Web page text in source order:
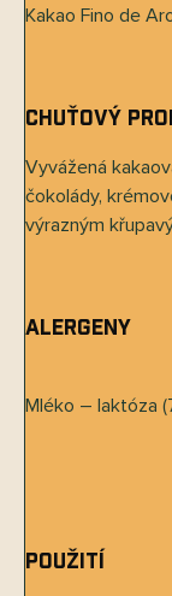
Kakao Fino de
Chuťový
Vyvážená
čokolády,
výrazným
Alergeny
Mléko – laktóza
Použití